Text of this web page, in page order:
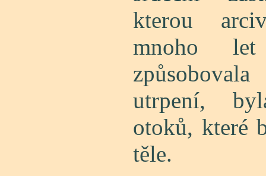
kterou
mnoho
utrpení,
otoků, které
těle.